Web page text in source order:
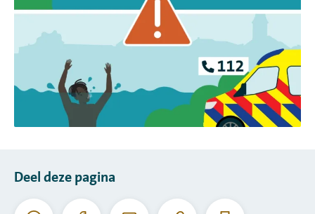
Deel deze pagina